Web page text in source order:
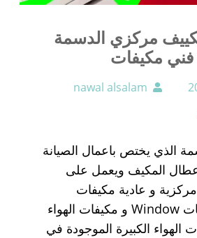
مركزي الدسمة
nawal alsalam
الذي يختص باعمال الصيانة
المكيف ويعمل على
و عادية مكيفات
الوحدتين ومكيفات Window و مكيفات الهواء
الهواء الكبيرة الموجودة في